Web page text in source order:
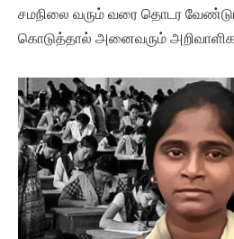
சமநிலை வரும் வரை தொடர
கொடுத்தால் அனைவரும்